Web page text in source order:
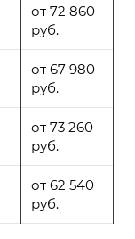
от 72 860
руб.
от 67 980
руб.
от 73 260
руб.
от 62 540
руб.